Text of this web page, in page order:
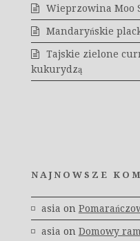
Wieprzowina Moo
Mandaryńskie
Tajskie zielone
kukurydzą
NAJNOWSZE
asia on
asia on Domowy